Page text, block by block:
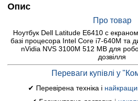
Опис
Про товар
Ноутбук Dell Latitude E6410 c
базі процесора Intel Core i7-640M та
nVidia NVS 3100M 512 MB для
дозвілля
Переваги купівлі у
✔ Перевірена техніка і